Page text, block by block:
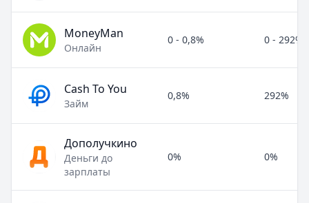
MoneyMan
Онлайн
0 - 0,8% 0 - 292%
Cash To You
Займ
0,8% 292%
Дополучкино
Деньги до
зарплаты
0% 0%